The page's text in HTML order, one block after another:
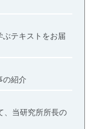
テキストをお届
の紹介
、当研究所所長の